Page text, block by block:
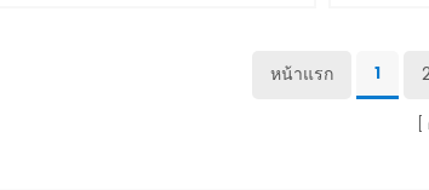
40 ℃ อุ
ความต้าน
แบตเตอ
หน้าแรก 1